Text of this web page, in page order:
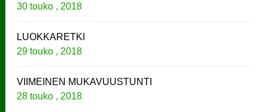
30 touko , 2018
LUOKKARETKI
29 touko , 2018
VIIMEINEN MUKAVUUSTUNTI
28 touko , 2018